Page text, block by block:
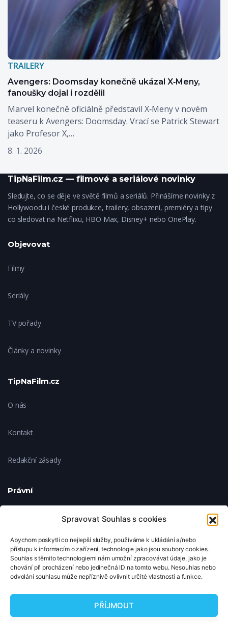
Spravovat Souhlas s cookies
Abychom poskytli co nejlepší služby, používáme k ukládání a/nebo
přístupu k informacím o zařízení, technologie jako jsou soubory cookies.
Souhlas s těmito technologiemi nám umožní zpracovávat údaje, jako je
chování při procházení nebo jedinečná ID na tomto webu. Nesouhlas nebo
odvolání souhlasu může nepříznivě ovlivnit určité vlastnosti a funkce.
PŘÍJMOUT
TRAILERY
Avengers: Doomsday konečně ukázal X‑Meny,
fanoušky dojal i rozdělil
Marvel konečně oficiálně představil X‑Meny v novém
teaseru k Avengers: Doomsday. Vrací se Patrick Stewart
jako Profesor X,…
8. 1. 2026
TipNaFilm.cz — filmové a seriálové novinky
Sledujte, co se děje ve světě filmů a seriálů. Přinášíme novinky z
Hollywoodu i české produkce, trailery, obsazení, premiéry a tipy
co sledovat na Netflixu, HBO Max, Disney+ nebo OnePlay.
Objevovat
Filmy
Seriály
TV pořady
Články a novinky
TipNaFilm.cz
O nás
Kontakt
Redakční zásady
Právní
Ochrana soukromí
Zásady cookies
Nastavení cookies
© 2026 TipNaFilm.cz. Všechna práva vyhrazena.